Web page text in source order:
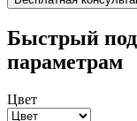
Быстрый
параметрам
Цвет